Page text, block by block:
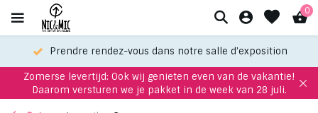
0
Prendre rendez-vous dans notre salle d'exposition
Zomerse levertijd: Ook wij genieten even van de vakantie!
Daarom versturen we je pakket in de week van 28 juli.